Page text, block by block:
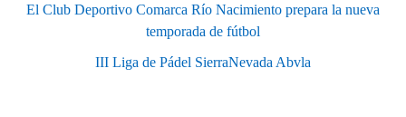
El Club Deportivo Comarca Río Nacimiento prepara la nueva
temporada de fútbol
III Liga de Pádel SierraNevada Abvla